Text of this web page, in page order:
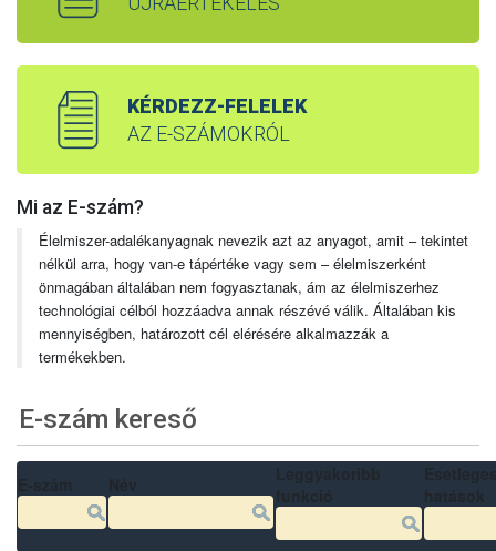
KÉRDEZZ-FELELEK
AZ E-SZÁMOKRÓL
Mi az E-szám?
Élelmiszer-adalékanyagnak nevezik azt az anyagot, amit – tekintet
nélkül arra, hogy van-e tápértéke vagy sem – élelmiszerként
önmagában általában nem fogyasztanak, ám az élelmiszerhez
technológiai célból hozzáadva annak részévé válik. Általában kis
mennyiségben, határozott cél elérésére alkalmazzák a
termékekben.
E-szám kereső